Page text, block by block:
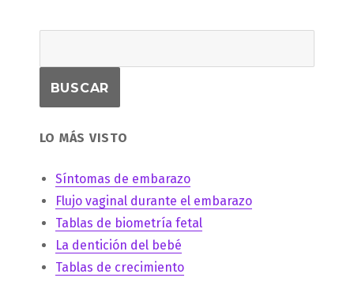
LO MÁS VISTO
Síntomas de embarazo
Flujo vaginal durante el embarazo
Tablas de biometría fetal
La dentición del bebé
Tablas de crecimiento